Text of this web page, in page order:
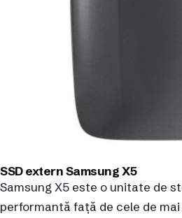
SSD extern Samsung X5
Samsung X5 este o unitate de
performantă față de cele de